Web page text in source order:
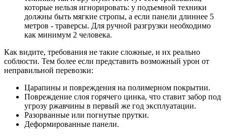
которые нельзя игнорировать: у подъемной техники
должны быть мягкие стропы, а если панели длиннее 5
метров - траверсы. Для ручной разгрузки необходимо
как минимум 2 человека.
Как видите, требования не такие сложные, и их реально
соблюсти. Тем более если представить возможный урон от
неправильной перевозки:
Царапины и повреждения на полимерном покрытии.
Повреждение слоя горячего цинка, что ставит забор под
угрозу ржавчины в первый же год эксплуатации.
Разорванные или погнутые прутки.
Деформированные панели.